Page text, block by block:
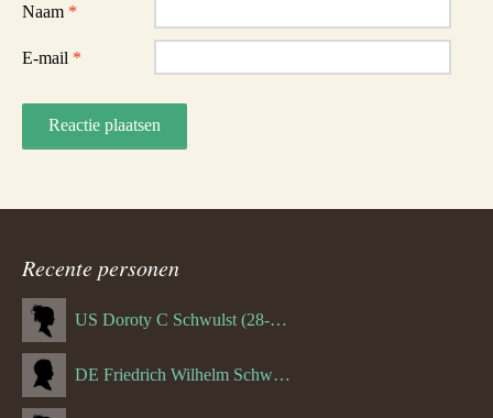
Naam *
E-mail *
Recente personen
US Doroty C Schwulst (28-12-1919)
DE Friedrich Wilhelm Schwulst